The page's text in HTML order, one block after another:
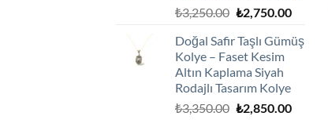
₺3,250.00 Orijinal
₺3,250.00.
₺2,750.00Şu
fiyat:
Doğal Safir Taşlı Gümüş
Kolye – Faset Kesim
Altın Kaplama Siyah
Rodajlı Tasarım Kolye
₺3,350.00 Orijinal
₺2,850.00Şu